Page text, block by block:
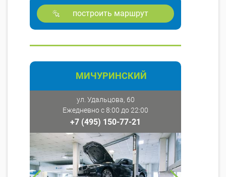
построить маршрут
МИЧУРИНСКИЙ
ул. Удальцова, 60
Ежедневно с 8:00 до 22:00
+7 (495) 150-77-21